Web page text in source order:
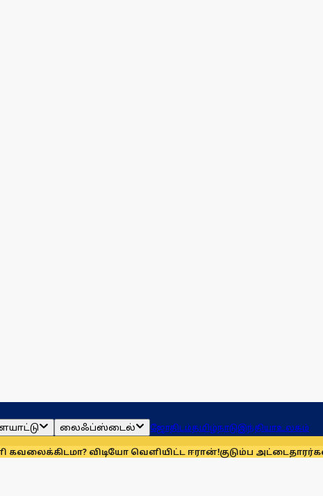
லைஃப்ஸ்டைல் ஜோதிடம்தமிழ்நாடுஇந்தியாஉலகம்
விடியோ வெளியிட்ட ஈரான்!குடும்ப அட்டைதாரர்கள்